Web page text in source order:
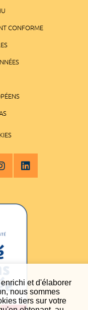
et d'élaborer
nous sommes
tiers sur votre
CONFORME